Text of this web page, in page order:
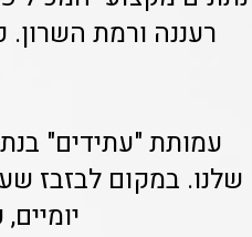
רעננה ורמת השרון.
שלנו. במקום לבזבז